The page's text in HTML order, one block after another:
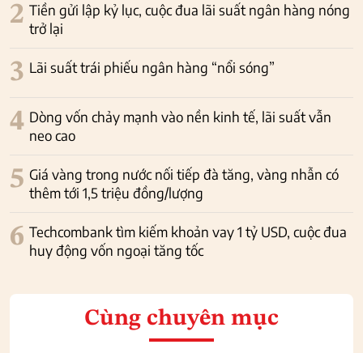
2 Tiền gửi lập kỷ lục, cuộc đua lãi suất ngân hàng nóng
trở lại
3 Lãi suất trái phiếu ngân hàng “nổi sóng”
4 Dòng vốn chảy mạnh vào nền kinh tế, lãi suất vẫn
neo cao
5 Giá vàng trong nước nối tiếp đà tăng, vàng nhẫn có
thêm tới 1,5 triệu đồng/lượng
6 Techcombank tìm kiếm khoản vay 1 tỷ USD, cuộc đua
huy động vốn ngoại tăng tốc
Cùng chuyên mục